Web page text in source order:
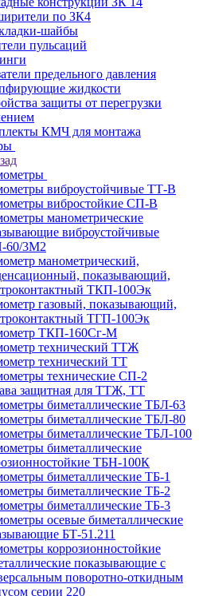
по ЗК4
шайбы
пульсаций
предельного давления
жидкости
защиты от перегрузки
КМЧ для монтажа
виброустойчивые ТТ-В
вибростойкие СП-В
манометрические
виброустойчивые
60/3М2
манометрический,
показывающий,
ТКП-100Эк
газовый, показывающий,
ТГП-100Эк
ТКП-160Сг-М
технический ТТЖ
технический ТТ
технические СП-2
защитная для ТТЖ, ТТ
биметаллические ТБЛ-63
биметаллические ТБЛ-80
биметаллические ТБЛ-100
биметаллические
ТБН-100К
биметаллические ТБ-1
биметаллические ТБ-2
биметаллические ТБ-3
осевые биметаллические
БТ-51.211
коррозионностойкие
показывающие с
поворотно-откидным
серии 220